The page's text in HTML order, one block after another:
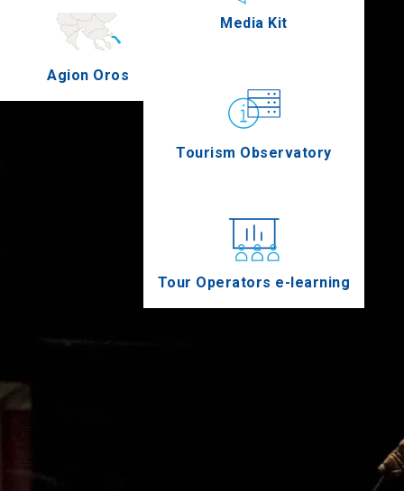
Agion Oros
Media Kit
Tourism Observatory
Tour Operators e-learning